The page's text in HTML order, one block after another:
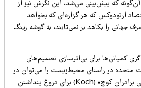
که پیش‌بینی می‌شد، این نگرش نیز از
که هر گزاره‌ای که بخواهد
را بکاهد بر نمی‌تابند، به گوشه رینگ
برای بی‌اثرسازی تصمیم‌های
در راستای محیط‌زیست را می‌توان در
تلاش‌های بی‌امان «کمپانی برادران کوچ» (Koch) برای دروغ پنداشتن